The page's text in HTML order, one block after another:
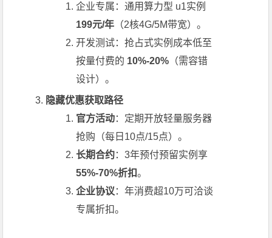
企业专属：通用算力型 u1实例
199元/年 （2核4G/5M带宽）。
开发测试：抢占式实例成本低至
按量付费的 10%-20% （需容错
设计）。
隐藏优惠获取路径
官方活动：定期开放轻量服务器
抢购（每日10点/15点）。
长期合约：3年预付预留实例享
55%-70%折扣。
企业协议 ：年消费超10万可洽谈
专属折扣。